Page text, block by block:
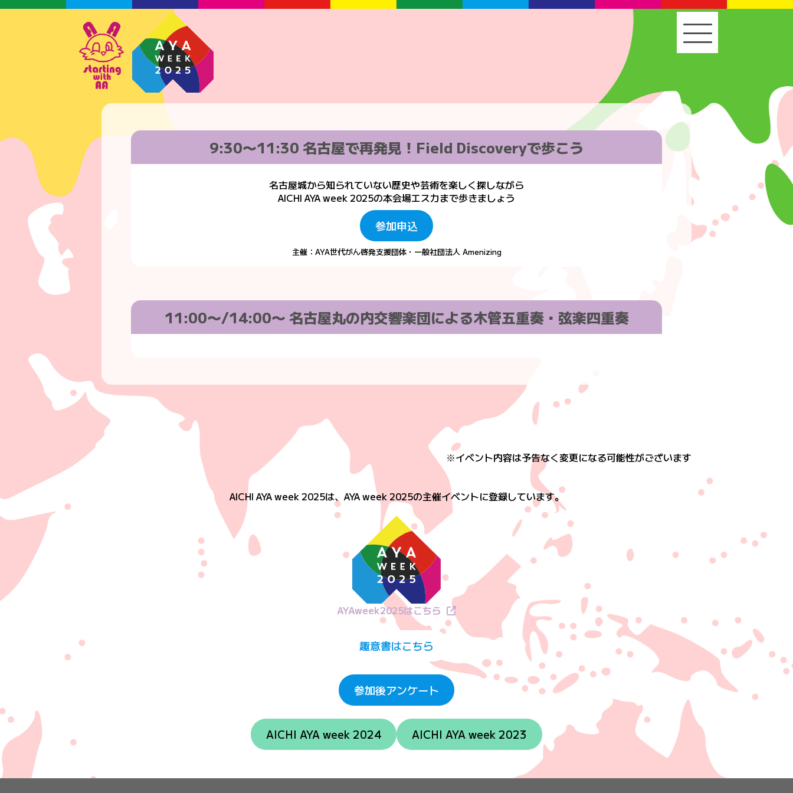
9:30〜11:30 名古屋で再発見！Field Discoveryで歩こう
名古屋城から知られていない歴史や芸術を楽しく探しながら
AICHI AYA week 2025の本会場エスカまで歩きましょう
参加申込
主催：AYA世代がん啓発支援団体・一般社団法人 Amenizing
11:00〜/14:00〜 名古屋丸の内交響楽団による木管五重奏・弦楽四重奏
※イベント内容は予告なく変更になる可能性がございます
AICHI AYA week 2025は、AYA week 2025の主催イベントに登録しています。
AYAweek2025はこちら
趣意書はこちら
参加後アンケート
AICHI AYA week 2024 AICHI AYA week 2023